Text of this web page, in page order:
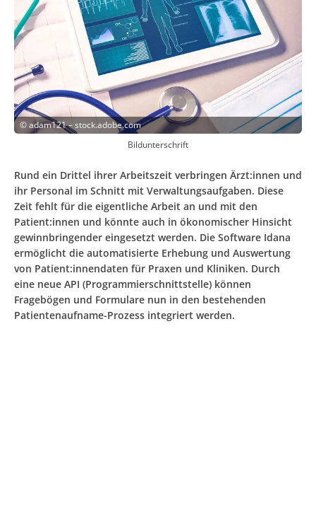
©adam121 – stock.adobe.com
Bildunterschrift
Rund ein Drittel ihrer Arbeitszeit verbringen Ärzt:innen und
ihr Personal im Schnitt mit Verwaltungsaufgaben. Diese
Zeit fehlt für die eigentliche Arbeit an und mit den
Patient:innen und könnte auch in ökonomischer Hinsicht
gewinnbringender eingesetzt werden. Die Software Idana
ermöglicht die automatisierte Erhebung und Auswertung
von Patient:innendaten für Praxen und Kliniken. Durch
eine neue API (Programmierschnittstelle) können
Fragebögen und Formulare nun in den bestehenden
Patientenaufname-Prozess integriert werden.